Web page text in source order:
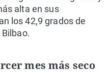
alta en sus
los 42,9 grados de
mes más seco